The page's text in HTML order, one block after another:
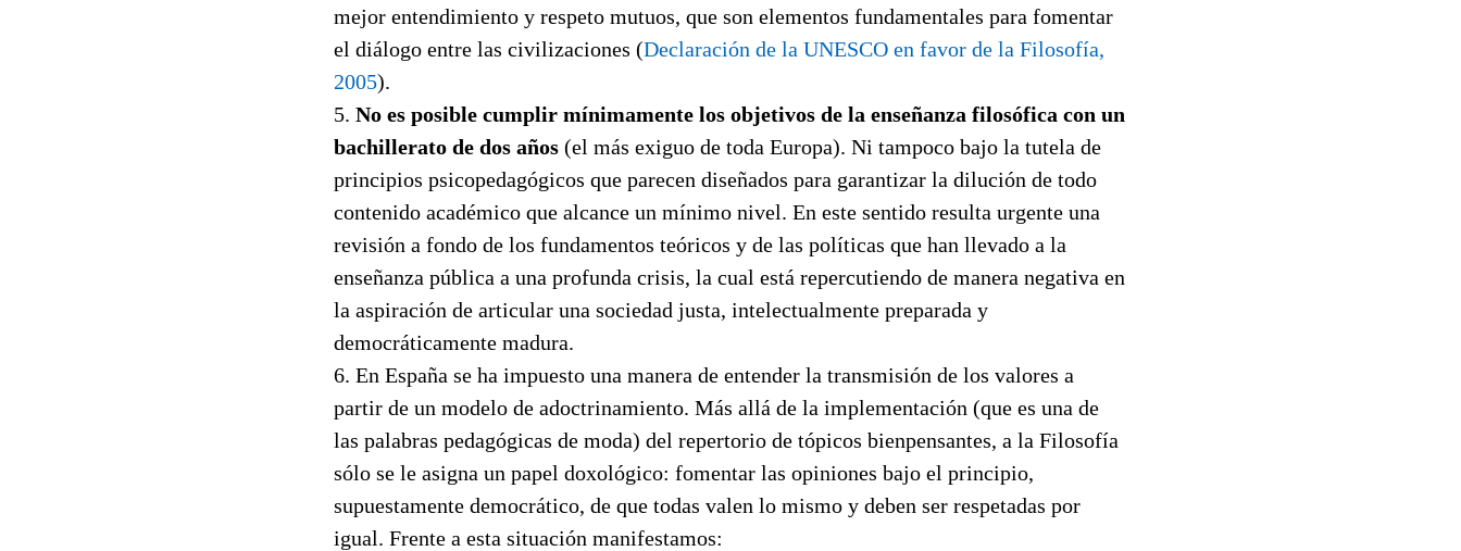
mejor entendimiento y respeto mutuos, que son elementos fundamentales para fomentar
el diálogo entre las civilizaciones (Declaración de la UNESCO en favor de la Filosofía,
2005).
5. No es posible cumplir mínimamente los objetivos de la enseñanza filosófica con un
bachillerato de dos años (el más exiguo de toda Europa). Ni tampoco bajo la tutela de
principios psicopedagógicos que parecen diseñados para garantizar la dilución de todo
contenido académico que alcance un mínimo nivel. En este sentido resulta urgente una
revisión a fondo de los fundamentos teóricos y de las políticas que han llevado a la
enseñanza pública a una profunda crisis, la cual está repercutiendo de manera negativa en
la aspiración de articular una sociedad justa, intelectualmente preparada y
democráticamente madura.
6. En España se ha impuesto una manera de entender la transmisión de los valores a
partir de un modelo de adoctrinamiento. Más allá de la implementación (que es una de
las palabras pedagógicas de moda) del repertorio de tópicos bienpensantes, a la Filosofía
sólo se le asigna un papel doxológico: fomentar las opiniones bajo el principio,
supuestamente democrático, de que todas valen lo mismo y deben ser respetadas por
igual. Frente a esta situación manifestamos: